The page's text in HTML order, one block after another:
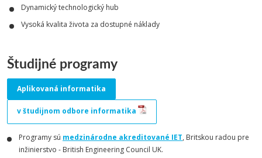
Dynamický technologický hub
Vysoká kvalita života za dostupné náklady
Študijné programy
Aplikovaná informatika
v študijnom odbore informatika
Programy sú medzinárodne akreditované IET, Britskou radou pre
inžinierstvo - British Engineering Council UK.